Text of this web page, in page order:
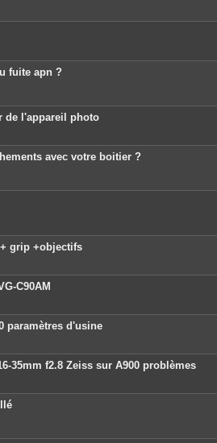
j
t
fuite apn ?
de l'appareil photo
avec votre boitier ?
+ grip +objectifs
C90AM
paramètres d'usine
35mm f2.8 Zeiss sur A900 problèmes